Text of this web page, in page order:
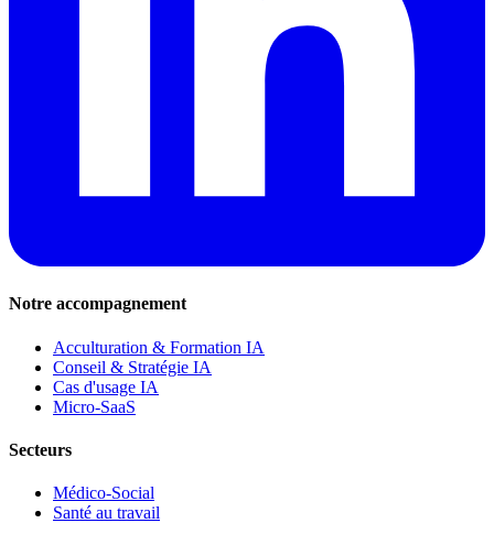
Notre accompagnement
Acculturation & Formation IA
Conseil & Stratégie IA
Cas d'usage IA
Micro-SaaS
Secteurs
Médico-Social
Santé au travail